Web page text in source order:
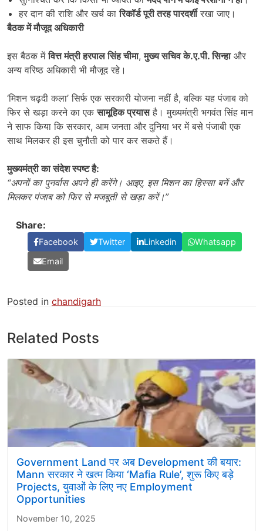
हर दान की राशि और खर्च कारिकॉर्ड पूरी तरह पारदर्शीरखा जाए।
बैठक में मौजूद अधिकारी
इस बैठक मेंवित्त मंत्री हरपाल सिंह चीमा,मुख्य सचिव के.ए.पी. सिन्हाऔर
अन्य वरिष्ठ अधिकारी भी मौजूद रहे।
‘मिशन चढ़दी कला’ सिर्फ एक सरकारी योजना नहीं है, बल्कि यह पंजाब को
फिर से खड़ा करने का एकसामूहिक प्रयासहै। मुख्यमंत्री भगवंत सिंह मान
ने साफ किया कि सरकार, आम जनता और दुनिया भर में बसे पंजाबी एक
साथ मिलकर ही इस चुनौती को पार कर सकते हैं।
मुख्यमंत्री का संदेश स्पष्ट है:
“अपनों का पुनर्वास अपने ही करेंगे। आइए, इस मिशन का हिस्सा बनें और
मिलकर पंजाब को फिर से मजबूती से खड़ा करें।”
Share:
Facebook Twitter Linkedin
Whatsapp
Email
Posted in chandigarh
Related Posts
Government Land पर अब Development की बयार:
Mann सरकार ने खत्म किया ‘Mafia Rule’, शुरू किए बड़े
Projects, युवाओं के लिए नए Employment
Opportunities
November 10, 2025